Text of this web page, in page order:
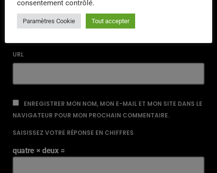
URL
ENREGISTRER MON NOM, MON E-MAIL ET MON SITE DANS LE
NAVIGATEUR POUR MON PROCHAIN COMMENTAIRE.
SAISISSEZ VOTRE RÉPONSE EN CHIFFRES
quatre × deux =
consentement contrôlé.
Paramètres Cookie Tout accepter